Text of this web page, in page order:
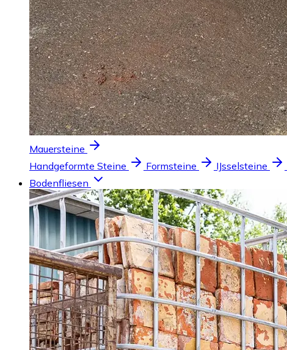
Mauersteine
Handgeformte Steine
Formsteine IJsselsteine
Bodenfliesen